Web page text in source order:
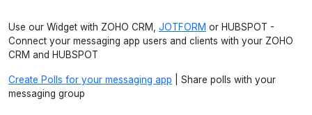
Use our Widget with ZOHO CRM, JOTFORM or HUBSPOT -
Connect your messaging app users and clients with your ZOHO
CRM and HUBSPOT
Create Polls for your messaging app | Share polls with your
messaging group